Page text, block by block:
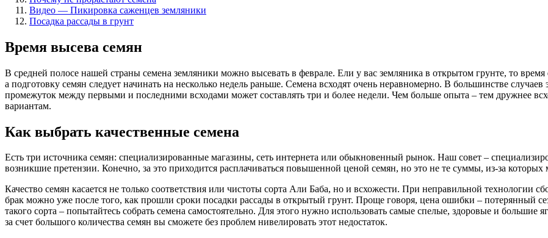
Видео — Пикировка саженцев земляники
Посадка рассады в грунт
Время высева семян
В средней полосе нашей страны семена земляники можно высевать в феврале. Ели у вас земляника в открытом грунте, то время
а подготовку семян следует начинать на несколько недель раньше. Семена всходят очень неравномерно. В большинстве
промежуток между первыми и последними всходами может составлять три и более недели. Чем больше опыта – тем дружнее
вариантам.
Как выбрать качественные семена
Есть три источника семян: специализированные магазины, сеть интернета или обыкновенный рынок. Наш совет –
возникшие претензии. Конечно, за это приходится расплачиваться повышенной ценой семян, но это не те суммы, из-за которых
Качество семян касается не только соответствия или чистоты сорта Али Баба, но и всхожести. При неправильной технологии
брак можно уже после того, как прошли сроки посадки рассады в открытый грунт. Проще говоря, цена ошибки – потерянный
такого сорта – попытайтесь собрать семена самостоятельно. Для этого нужно использовать самые спелые, здоровые и
за счет большого количества семян вы сможете без проблем нивелировать этот недостаток.